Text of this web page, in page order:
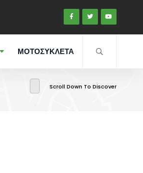
ΜΟΤΟΣΥΚΛΕΤΑ
Scroll Down To Discover